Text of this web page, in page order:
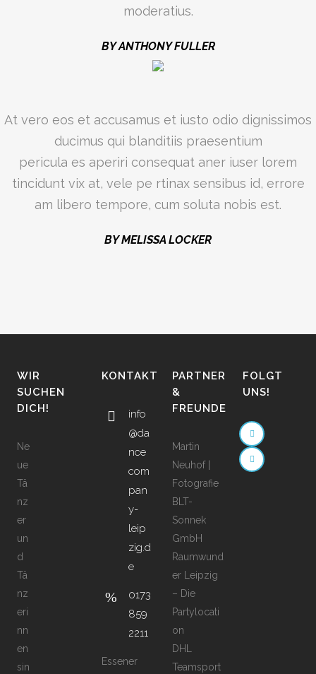
moderatius.
BY ANTHONY FULLER
At vero eos et accusamus et iusto odio dignissimos
ducimus qui blanditiis praesentium
pericula es aperiri consequat aner iuser lorem
tincidunt vix at, vele pe rtinax sensibus id, errore
am libero tempore, cum soluta nobis est.
BY MELISSA LOCKER
WIR
SUCHEN
DICH!
Ne
ue
Tä
nz
er
un
d
Tä
nz
eri
nn
en
sin
KONTAKT
info
@da
nce
com
pan
y-
leip
zig.d
e
0173
859
2211
Essener
PARTNER
&
FREUNDE
Martin
Neuhof |
Fotografie
BLT-
Sonnek
GmbH
Raumwund
er Leipzig
– Die
Partylocati
on
DHL
Teamsport
FOLGT
UNS!